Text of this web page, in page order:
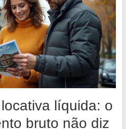
líquida: o
bruto não diz